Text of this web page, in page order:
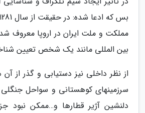
مملکت و ملت ایران در اروپا معروف
بین المللی مانند یک شخص تعیین
از نظر داخلی نیز دستیابی و گذر از
سرزمینهای کوهستانی و سواحل
دلنشین آژیر قطارها و…ممکن نبود